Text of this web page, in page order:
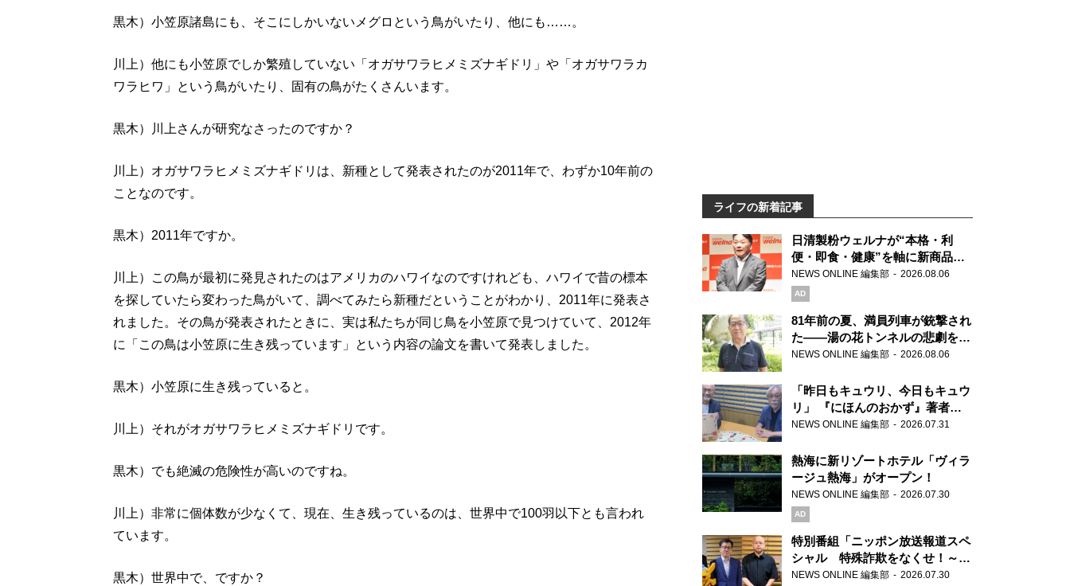
黒木）小笠原諸島にも、そこにしかいないメグロという鳥がいたり、他にも……。
川上）他にも小笠原でしか繁殖していない「オガサワラヒメミズナギドリ」や「オガサワラカ
ワラヒワ」という鳥がいたり、固有の鳥がたくさんいます。
黒木）川上さんが研究なさったのですか？
川上）オガサワラヒメミズナギドリは、新種として発表されたのが2011年で、わずか10年前の
ことなのです。
黒木）2011年ですか。
川上）この鳥が最初に発見されたのはアメリカのハワイなのですけれども、ハワイで昔の標本
を探していたら変わった鳥がいて、調べてみたら新種だということがわかり、2011年に発表さ
れました。その鳥が発表されたときに、実は私たちが同じ鳥を小笠原で見つけていて、2012年
に「この鳥は小笠原に生き残っています」という内容の論文を書いて発表しました。
黒木）小笠原に生き残っていると。
川上）それがオガサワラヒメミズナギドリです。
黒木）でも絶滅の危険性が高いのですね。
川上）非常に個体数が少なくて、現在、生き残っているのは、世界中で100羽以下とも言われ
ています。
黒木）世界中で、ですか？
ライフの新着記事
日清製粉ウェルナが“本格・利
便・即食・健康”を軸に新商品を
展開 「マ・マー」「青の洞窟」
ブランドを強化
NEWS ONLINE 編集部 2026.08.06
AD
81年前の夏、満員列車が銃撃され
た――湯の花トンネルの悲劇を語
り継ぐ男性
NEWS ONLINE 編集部 2026.08.06
「昨日もキュウリ、今日もキュウ
リ」 『にほんのおかず』著者が
見つけた家庭料理の知恵
NEWS ONLINE 編集部 2026.07.31
熱海に新リゾートホテル「ヴィラ
ージュ熱海」がオープン！
NEWS ONLINE 編集部 2026.07.30
AD
特別番組「ニッポン放送報道スペ
シャル 特殊詐欺をなくせ！～被
害者・加害者・警視庁が語るトク
NEWS ONLINE 編集部 2026.07.30